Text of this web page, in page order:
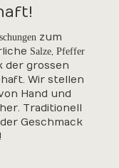
zum
Salze, Pfeffer
der grossen
Wir stellen
Hand und
Traditionell
Geschmack